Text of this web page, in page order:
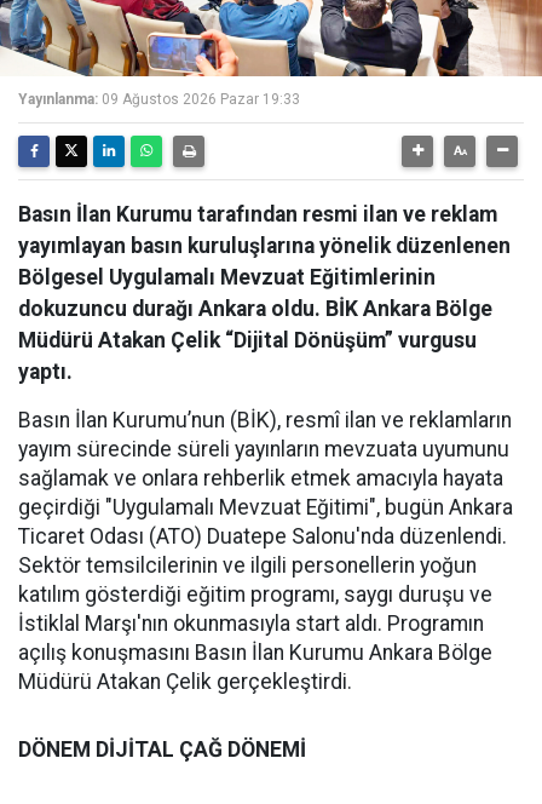
Yayınlanma: 09 Ağustos 2026 Pazar 19:33
Basın İlan Kurumu tarafından resmi ilan ve reklam
yayımlayan basın kuruluşlarına yönelik düzenlenen
Bölgesel Uygulamalı Mevzuat Eğitimlerinin
dokuzuncu durağı Ankara oldu. BİK Ankara Bölge
Müdürü Atakan Çelik “Dijital Dönüşüm” vurgusu
yaptı.
Basın İlan Kurumu’nun (BİK), resmî ilan ve reklamların
yayım sürecinde süreli yayınların mevzuata uyumunu
sağlamak ve onlara rehberlik etmek amacıyla hayata
geçirdiği "Uygulamalı Mevzuat Eğitimi", bugün Ankara
Ticaret Odası (ATO) Duatepe Salonu'nda düzenlendi.
Sektör temsilcilerinin ve ilgili personellerin yoğun
katılım gösterdiği eğitim programı, saygı duruşu ve
İstiklal Marşı'nın okunmasıyla start aldı. Programın
açılış konuşmasını Basın İlan Kurumu Ankara Bölge
Müdürü Atakan Çelik gerçekleştirdi.
DÖNEM DİJİTAL ÇAĞ DÖNEMİ